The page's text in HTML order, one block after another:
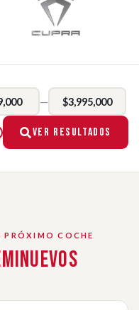
— $3,995,000
Ver Resultados
PRÓXIMO COCHE